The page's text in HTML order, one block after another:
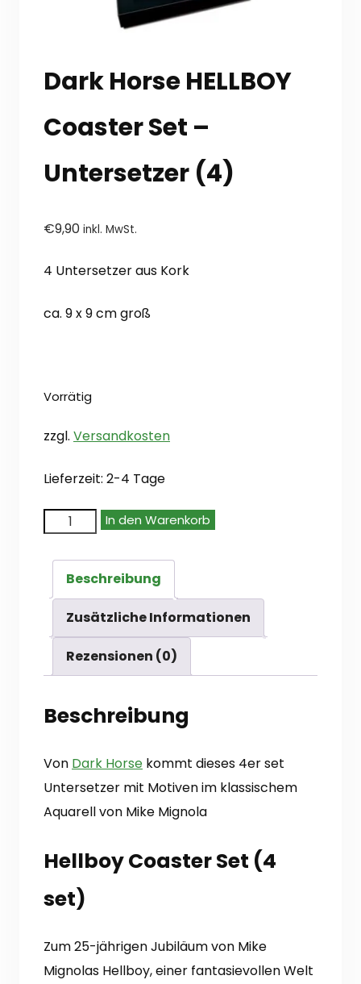
Dark Horse HELLBOY
Coaster Set –
Untersetzer (4)
€9,90 inkl. MwSt.
4 Untersetzer aus Kork
ca. 9 x 9 cm groß
Vorrätig
zzgl. Versandkosten
Lieferzeit: 2-4 Tage
Dark
Coaster
-
Untersetzer
Menge
In den Warenkorb
Beschreibung
Zusätzliche Informationen
Rezensionen (0)
Beschreibung
Von Dark Horse kommt dieses 4er set
Untersetzer mit Motiven im klassischem
Aquarell von Mike Mignola
Hellboy Coaster Set (4
set)
Zum 25-jährigen Jubiläum von Mike
Mignolas Hellboy, einer fantasievollen Welt